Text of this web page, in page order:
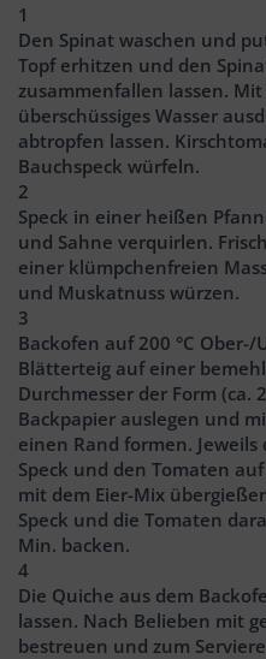
1
Den Spinat waschen und
Topf erhitzen und den
zusammenfallen lassen.
überschüssiges Wasser
abtropfen lassen.
Bauchspeck würfeln.
2
Speck in einer heißen
und Sahne verquirlen.
einer klümpchenfreien
und Muskatnuss würzen.
3
Backofen auf 200 °C
Blätterteig auf einer
Durchmesser der Form (ca.
Backpapier auslegen und
einen Rand formen.
Speck und den Tomaten
mit dem Eier-Mix
Speck und die Tomaten
Min. backen.
4
Die Quiche aus dem
lassen. Nach Belieben mit
bestreuen und zum